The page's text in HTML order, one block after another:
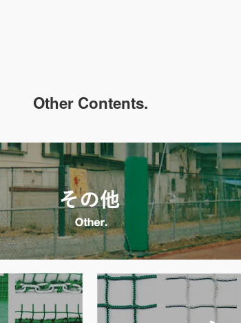
Other Contents.